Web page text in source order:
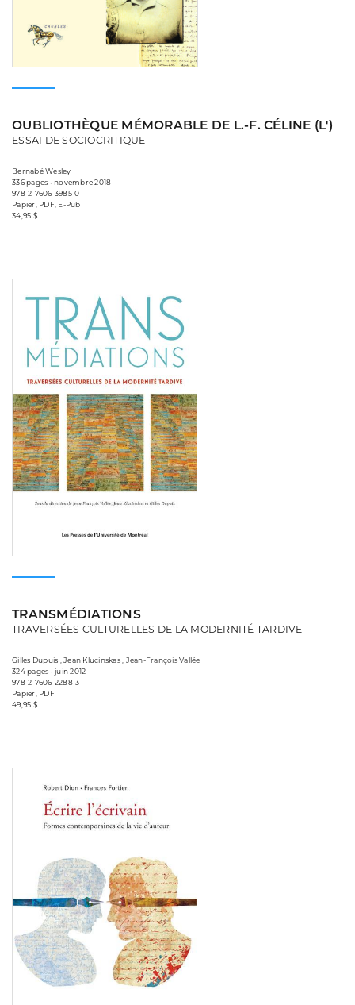
OUBLIOTHÈQUE MÉMORABLE DE L.-F. CÉLINE (L')
ESSAI DE SOCIOCRITIQUE
Bernabé Wesley
336 pages • novembre 2018
978-2-7606-3985-0
Papier, PDF, E-Pub
34,95 $
TRANSMÉDIATIONS
TRAVERSÉES CULTURELLES DE LA MODERNITÉ TARDIVE
Gilles Dupuis , Jean Klucinskas , Jean-François Vallée
324 pages • juin 2012
978-2-7606-2288-3
Papier, PDF
49,95 $